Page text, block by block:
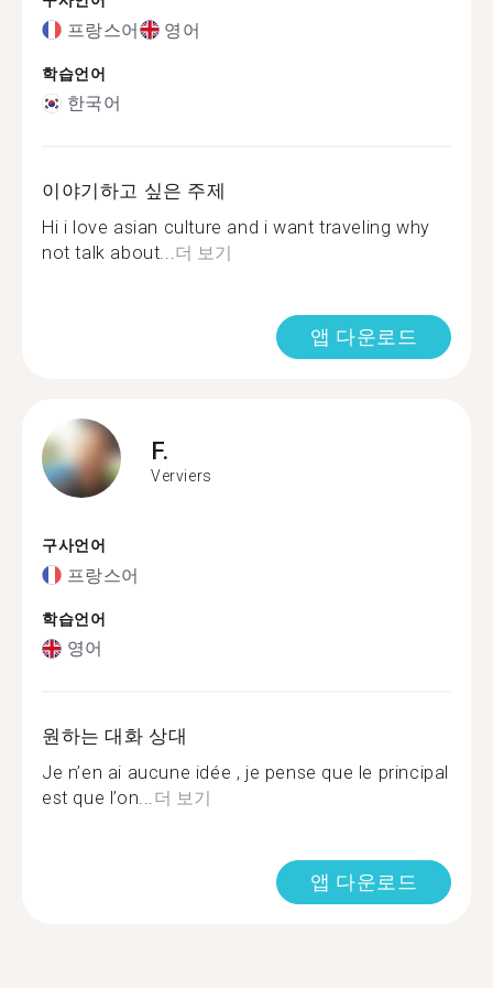
프랑스어 영어
학습언어
한국어
이야기하고 싶은 주제
Hi i love asian culture and i want traveling why
not talk about...더 보기
앱 다운로드
F.
Verviers
구사언어
프랑스어
학습언어
영어
원하는 대화 상대
Je n’en ai aucune idée , je pense que le principal
est que l’on...더 보기
앱 다운로드